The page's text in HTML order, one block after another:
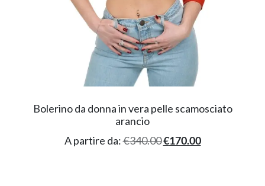
Bolerino da donna in vera pelle scamosciato
arancio
A partire da:€340.00€170.00